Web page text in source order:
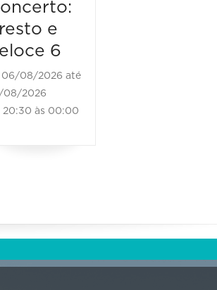
e
6
06/08/2026 até
08/2026
às 00:00